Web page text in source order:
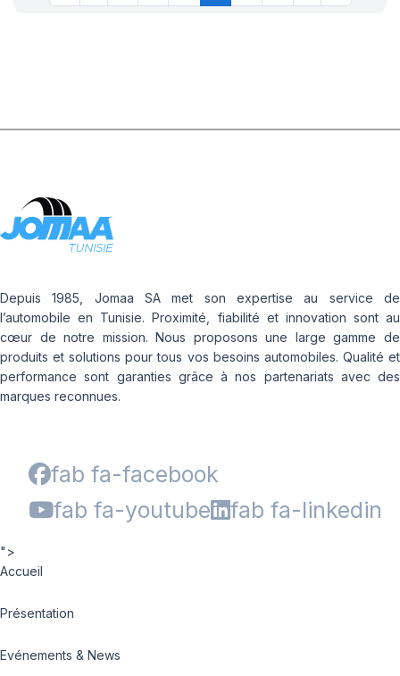
Depuis 1985, Jomaa SA met son expertise au service de
l’automobile en Tunisie. Proximité, fiabilité et innovation sont au
cœur de notre mission. Nous proposons une large gamme de
produits et solutions pour tous vos besoins automobiles. Qualité et
performance sont garanties grâce à nos partenariats avec des
marques reconnues.
fab fa-facebook
fab fa-youtube
fab fa-linkedin
">
Accueil
Présentation
Evénements & News